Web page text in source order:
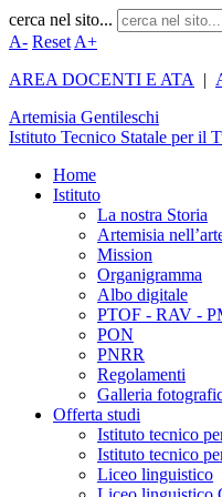
cerca nel sito...
A- Reset A+
AREA DOCENTI E ATA
|
Artemisia Gentileschi
Istituto Tecnico Statale per il
Home
Istituto
La nostra Storia
Artemisia
Mission
Organigramma
Albo digitale
PTOF - RAV -
PON
PNRR
Regolamenti
Galleria
Offerta studi
Istituto tecnico
Istituto tecnico
Liceo linguistico